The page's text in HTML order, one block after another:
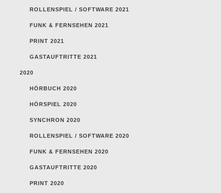
ROLLENSPIEL / SOFTWARE 2021
FUNK & FERNSEHEN 2021
PRINT 2021
GASTAUFTRITTE 2021
2020
HÖRBUCH 2020
HÖRSPIEL 2020
SYNCHRON 2020
ROLLENSPIEL / SOFTWARE 2020
FUNK & FERNSEHEN 2020
GASTAUFTRITTE 2020
PRINT 2020